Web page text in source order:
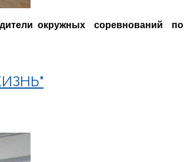
окружных соревнований по